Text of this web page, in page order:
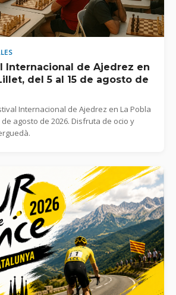
Internacional de Ajedrez en
del 5 al 15 de agosto de
Internacional de Ajedrez en La Pobla
de agosto de 2026. Disfruta de ocio y